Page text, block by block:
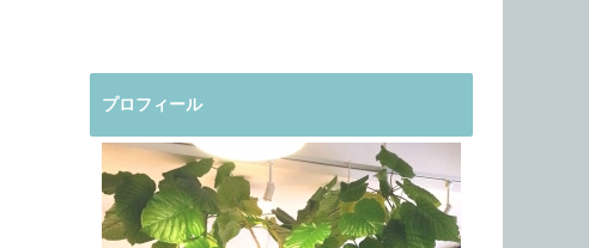
プロフィール